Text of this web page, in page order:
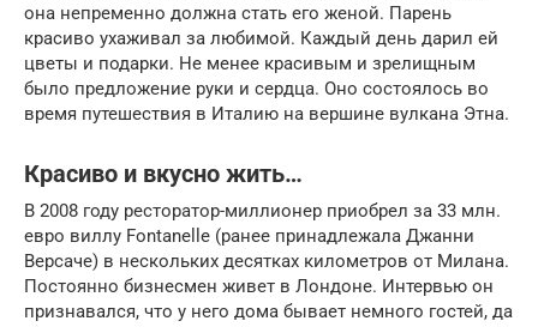
она непременно должна стать его женой. Парень
красиво ухаживал за любимой. Каждый день дарил ей
цветы и подарки. Не менее красивым и зрелищным
было предложение руки и сердца. Оно состоялось во
время путешествия в Италию на вершине вулкана Этна.
Красиво и вкусно жить…
В 2008 году ресторатор-миллионер приобрел за 33 млн.
евро виллу Fontanelle (ранее принадлежала Джанни
Версаче) в нескольких десятках километров от Милана.
Постоянно бизнесмен живет в Лондоне. Интервью он
признавался, что у него дома бывает немного гостей, да